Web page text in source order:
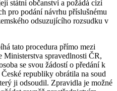
státní občanství a požádá cizí
pro podání návrhu příslušnému
odsuzujícího rozsudku v
tato procedura přímo mezi
Ministerstva spravedlnosti ČR,
se svou žádostí o předání k
republiky obrátila na soud
ji odsoudil. Zpravidla je možné